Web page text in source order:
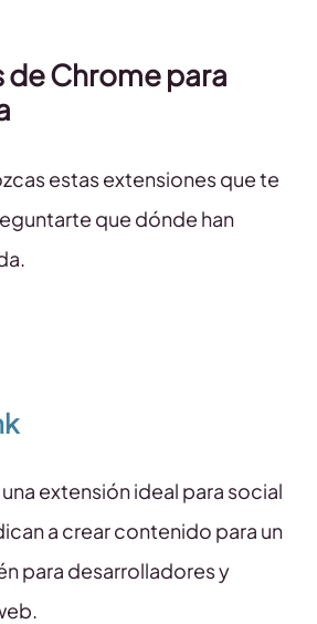
de Chrome para
estas extensiones que te
que dónde han
extensión ideal para social
a crear contenido para un
para desarrolladores y